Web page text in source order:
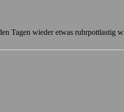
Tagen wieder etwas ruhrpottlastig